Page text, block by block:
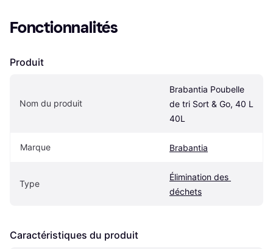
Fonctionnalités
Produit
Nom du produit
Brabantia Poubelle
de tri Sort & Go, 40 L
40L
Marque Brabantia
Type
Élimination des
déchets
Caractéristiques du produit